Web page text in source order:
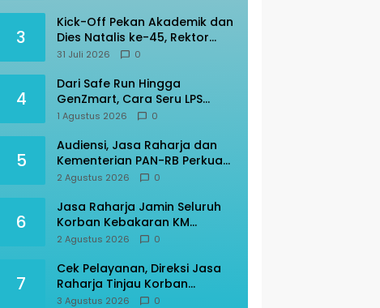
3
Kick-Off Pekan Akademik dan
Dies Natalis ke-45, Rektor
Prof Amar: “KITA” Untad
31 Juli 2026 0
4
Dari Safe Run Hingga
GenZmart, Cara Seru LPS
Edukasi Warga Palu Cerdas
1 Agustus 2026 0
5
Audiensi, Jasa Raharja dan
Kementerian PAN-RB Perkuat
Koordinasi
2 Agustus 2026 0
6
Jasa Raharja Jamin Seluruh
Korban Kebakaran KM
Mutiara Sentosa II
2 Agustus 2026 0
7
Cek Pelayanan, Direksi Jasa
Raharja Tinjau Korban
Kebakaran KM Mutiara
3 Agustus 2026 0